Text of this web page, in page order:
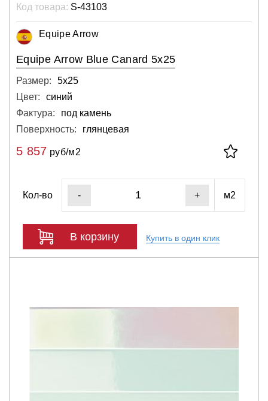
Код товара: S-43103
Equipe Arrow
Equipe Arrow Blue Canard 5x25
Размер:
5х25
Цвет:
синий
Фактура:
под камень
Поверхность:
глянцевая
5 857 руб/м2
Кол-во - + м2
В корзину Купить в один клик